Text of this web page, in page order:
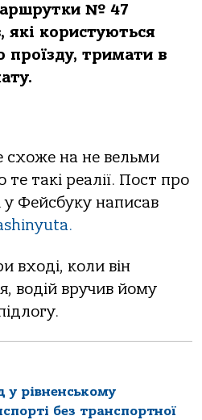
№ 47
які користуються
проїзду, тримати в
схоже на не вельми
такі реалії. Пост про
у Фейсбуку написав
вході, коли він
водій вручив йому
у рівненському
без транспортної